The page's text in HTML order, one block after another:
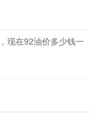
现在92油价多少钱一